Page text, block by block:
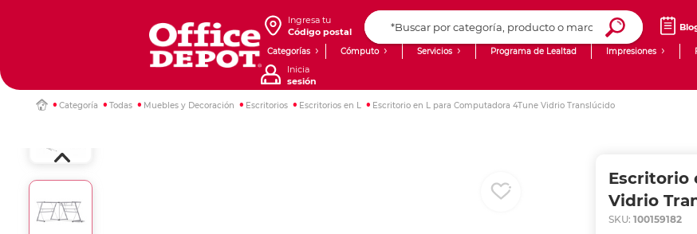
Ingresa tu
Código postal
Categorías Cómputo Servicios
Venta corporativa
Programa de Lealtad Impresiones
Inicia
sesión
Categoría Todas Muebles y Decoración Escritorios Escritorios en L Escritorio en L para Computadora 4Tune Vidrio Translúcido
Escritorio
Vidrio
SKU: 100159182